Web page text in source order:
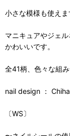
小さな模様も使えま
マニキュアやジェ
かわいいです。
全41柄、色々な組
nail design ：
〔WS〕